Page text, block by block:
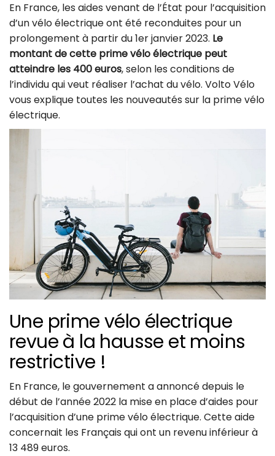
En France, les aides venant de l’État pour l’acquisition
d’un vélo électrique ont été reconduites pour un
prolongement à partir du 1er janvier 2023. Le
montant de cette prime vélo électrique peut
atteindre les 400 euros, selon les conditions de
l’individu qui veut réaliser l’achat du vélo. Volto Vélo
vous explique toutes les nouveautés sur la prime vélo
électrique.
Une prime vélo électrique
revue à la hausse et moins
restrictive !
En France, le gouvernement a annoncé depuis le
début de l’année 2022 la mise en place d’aides pour
l’acquisition d’une prime vélo électrique. Cette aide
concernait les Français qui ont un revenu inférieur à
13 489 euros.